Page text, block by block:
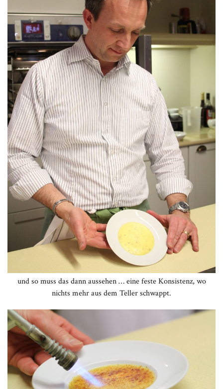
und so muss das dann aussehen … eine feste Konsistenz, wo
nichts mehr aus dem Teller schwappt.